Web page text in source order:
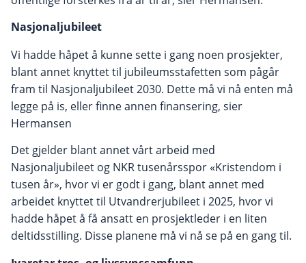
Nasjonaljubileet
Vi hadde håpet å kunne sette i gang noen prosjekter,
blant annet knyttet til jubileumsstafetten som pågår
fram til Nasjonaljubileet 2030. Dette må vi nå enten må
legge på is, eller finne annen finansering, sier
Hermansen
Det gjelder blant annet vårt arbeid med
Nasjonaljubileet og NKR tusenårsspor «Kristendom i
tusen år», hvor vi er godt i gang, blant annet med
arbeidet knyttet til Utvandrerjubileet i 2025, hvor vi
hadde håpet å få ansatt en prosjektleder i en liten
deltidsstilling. Disse planene må vi nå se på en gang til.